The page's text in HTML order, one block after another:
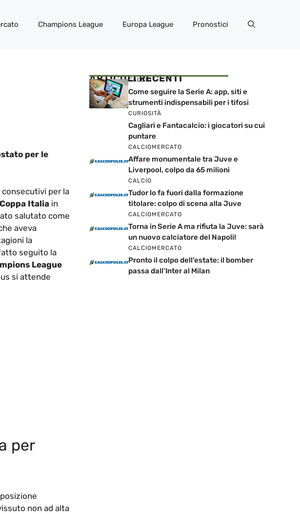
Champions League Europa League Pronostici
per le
per la
Coppa Italia in
salutato come
aveva
la
seguito la
League
si attende
per
non ad alta
ARTICOLI RECENTI
CALCIO
Come seguire la Serie A: app, siti e
strumenti indispensabili per i tifosi
CURIOSITÀ
Cagliari e Fantacalcio: i giocatori su cui
puntare
CALCIOMERCATO
Affare monumentale tra Juve e
Liverpool, colpo da 65 milioni
CALCIO
Tudor lo fa fuori dalla formazione
titolare: colpo di scena alla Juve
CALCIOMERCATO
Torna in Serie A ma rifiuta la Juve: sarà
un nuovo calciatore del Napoli!
CALCIOMERCATO
Pronto il colpo dell’estate: il bomber
passa dall’Inter al Milan